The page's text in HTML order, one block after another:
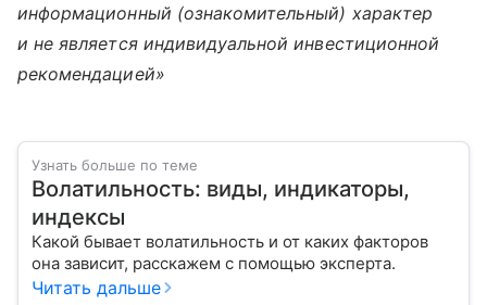
информационный (ознакомительный) характер
и не является индивидуальной инвестиционной
рекомендацией»
Узнать больше по теме
Волатильность: виды, индикаторы,
индексы
Какой бывает волатильность и от каких факторов
она зависит, расскажем с помощью эксперта.
Читать дальше